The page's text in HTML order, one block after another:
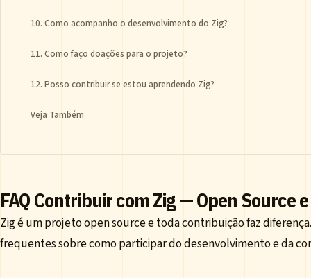
10. Como acompanho o desenvolvimento do Zig?
11. Como faço doações para o projeto?
12. Posso contribuir se estou aprendendo Zig?
Veja Também
FAQ Contribuir com Zig — Open Source
Zig é um projeto open source e toda contribuição faz
frequentes sobre como participar do desenvolvimento e da